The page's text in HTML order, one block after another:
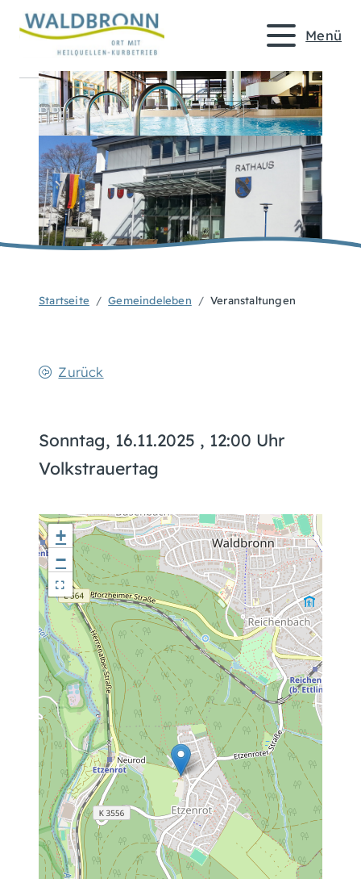
Menü
Startseite Gemeindeleben Veranstaltungen
Zurück
Sonntag, 16.11.2025 , 12:00 Uhr
Volkstrauertag
+
−